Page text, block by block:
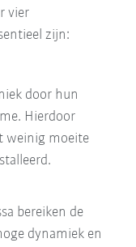
vier
zijn:
door hun
Hierdoor
weinig moeite
bereiken de
dynamiek en